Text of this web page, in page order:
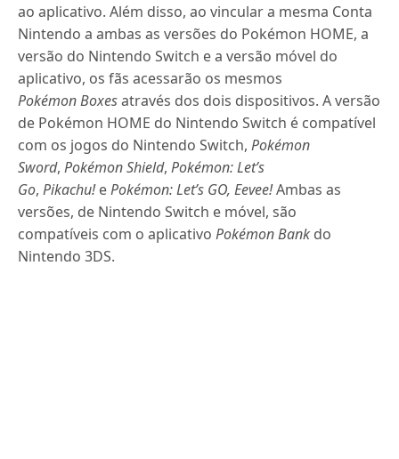
ao aplicativo. Além disso, ao vincular a mesma Conta
Nintendo a ambas as versões do Pokémon HOME, a
versão do Nintendo Switch e a versão móvel do
aplicativo, os fãs acessarão os mesmos
PokémonBoxesatravés dos dois dispositivos. A versão
de Pokémon HOME do Nintendo Switch é compatível
com os jogos do Nintendo Switch,Pokémon
Sword,Pokémon Shield,Pokémon: Let’s
Go, Pikachu!ePokémon: Let’s GO, Eevee!Ambas as
versões, de Nintendo Switch e móvel, são
compatíveis com o aplicativoPokémon Bank do
Nintendo 3DS.